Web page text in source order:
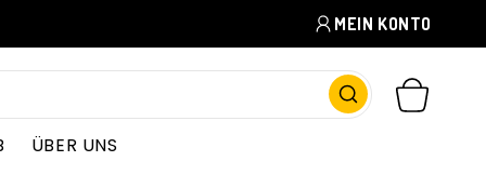
MEIN KONTO
ÜBER UNS
WARENKORB